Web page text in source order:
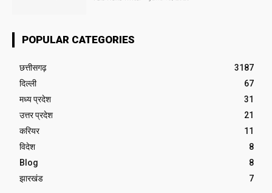
POPULAR CATEGORIES
छत्तीसगढ़
3187
दिल्ली
67
मध्य प्रदेश
31
उत्तर प्रदेश
21
करियर
11
विदेश
8
Blog
8
झारखंड
7